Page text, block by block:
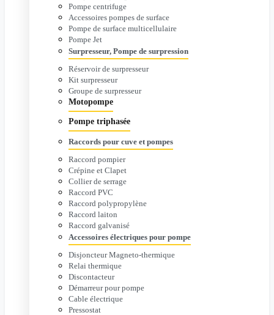
Pompe centrifuge
Accessoires pompes de surface
Pompe de surface multicellulaire
Pompe Jet
Surpresseur, Pompe de surpression
Réservoir de surpresseur
Kit surpresseur
Groupe de surpresseur
Motopompe
Pompe triphasée
Raccords pour cuve et pompes
Raccord pompier
Crépine et Clapet
Collier de serrage
Raccord PVC
Raccord polypropylène
Raccord laiton
Raccord galvanisé
Accessoires électriques pour pompe
Disjoncteur Magneto-thermique
Relai thermique
Discontacteur
Démarreur pour pompe
Cable électrique
Pressostat